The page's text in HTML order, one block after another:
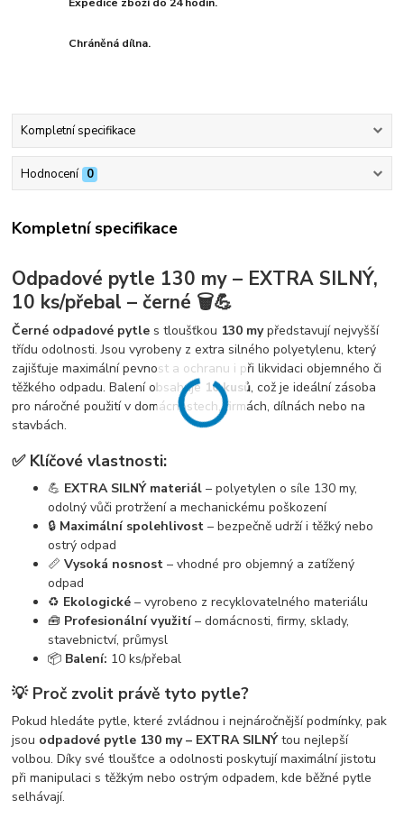
Chráněná dílna.
Kompletní specifikace
Hodnocení 0
Kompletní specifikace
Odpadové pytle 130 my – EXTRA SILNÝ,
10 ks/přebal – černé 🗑️💪
Černé odpadové pytle s tloušťkou 130 mypředstavují nejvyšší
třídu odolnosti. Jsou vyrobeny z extra silného polyetylenu, který
zajišťuje maximální pevnost a ochranu i při likvidaci objemného či
těžkého odpadu. Balení obsahuje 10 kusů, což je ideální zásoba
pro náročné použití v domácnostech, firmách, dílnách nebo na
stavbách.
✅ Klíčové vlastnosti:
💪 EXTRA SILNÝ materiál – polyetylen o síle 130 my,
odolný vůči protržení a mechanickému poškození
🔒 Maximální spolehlivost – bezpečně udrží i těžký nebo
ostrý odpad
📏Vysoká nosnost – vhodné pro objemný a zatížený
odpad
♻️ Ekologické – vyrobeno z recyklovatelného materiálu
🧰 Profesionální využití– domácnosti, firmy, sklady,
stavebnictví, průmysl
📦 Balení: 10 ks/přebal
💡 Proč zvolit právě tyto pytle?
Pokud hledáte pytle, které zvládnou i nejnáročnější podmínky, pak
jsou odpadové pytle 130 my – EXTRA SILNÝtou nejlepší
volbou. Díky své tloušťce a odolnosti poskytují maximální jistotu
při manipulaci s těžkým nebo ostrým odpadem, kde běžné pytle
selhávají.